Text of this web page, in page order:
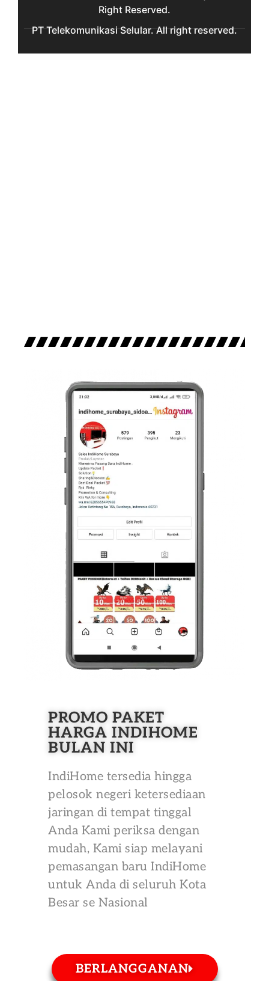
Right Reserved.
PT Telekomunikasi Selular. All right reserved.
PROMO PAKET
HARGA INDIHOME
BULAN INI
IndiHome tersedia hingga
pelosok negeri ketersediaan
jaringan di tempat tinggal
Anda Kami periksa dengan
mudah, Kami siap melayani
pemasangan baru IndiHome
untuk Anda di seluruh Kota
Besar se Nasional
BERLANGGANAN